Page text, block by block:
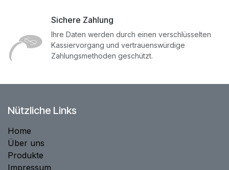
Sichere Zahlung
Ihre Daten werden durch einen verschlüsselten
Kassiervorgang und vertrauenswürdige
Zahlungsmethoden geschützt.
Nützliche Links
Home
Über uns
Produkte
Impressum